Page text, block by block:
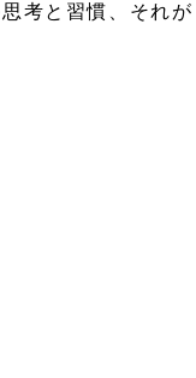
考と習慣、それ